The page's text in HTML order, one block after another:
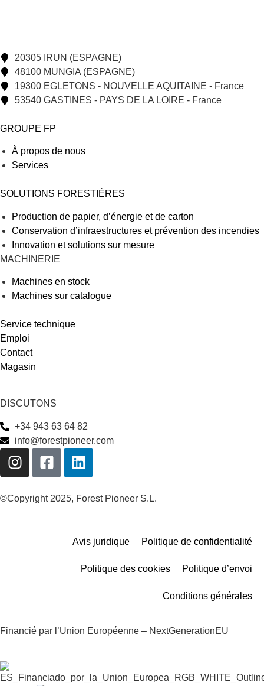
20305 IRUN (ESPAGNE)
48100 MUNGIA (ESPAGNE)
19300 EGLETONS - NOUVELLE AQUITAINE - France
53540 GASTINES - PAYS DE LA LOIRE - France
GROUPE FP
À propos de nous
Services
SOLUTIONS FORESTIÈRES
Production de papier, d’énergie et de carton
Conservation d’infraestructures et prévention des incendies
Innovation et solutions sur mesure
MACHINERIE
Machines en stock
Machines sur catalogue
Service technique
Emploi
Contact
Magasin
DISCUTONS
+34 943 63 64 82
info@forestpioneer.com
©Copyright 2025, Forest Pioneer S.L.
Avis juridique Politique de confidentialité
Politique des cookies Politique d’envoi
Conditions générales
Financié par l’Union Européenne – NextGenerationEU